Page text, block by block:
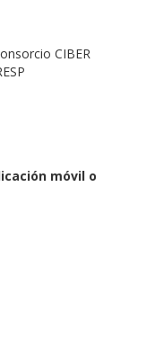
CIBER
móvil o